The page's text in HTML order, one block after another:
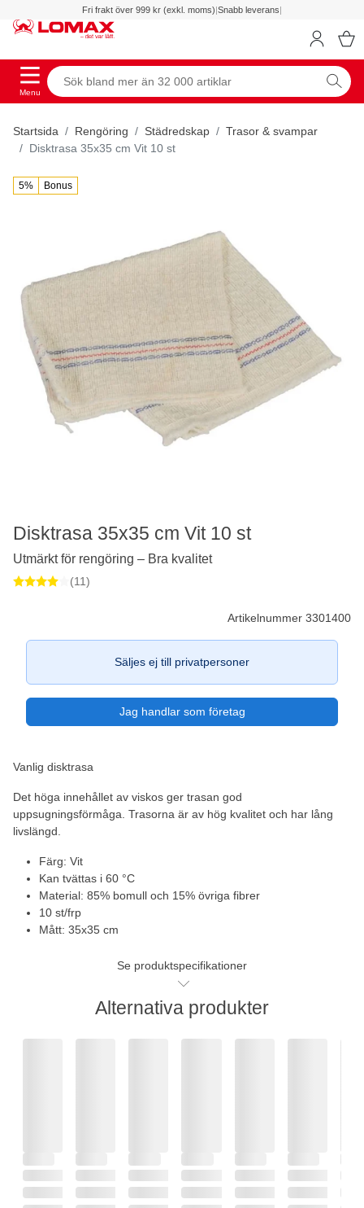
Fri frakt över 999 kr (exkl. moms)|Snabb leverans|
Menu
Startsida Rengöring Städredskap
Trasor & svampar
Disktrasa 35x35 cm Vit 10 st
5% Bonus
Vanlig disktrasa
Det höga innehållet av viskos ger trasan god
uppsugningsförmåga. Trasorna är av hög kvalitet och har lång
livslängd.
Färg: Vit
Kan tvättas i 60 °C
Material: 85% bomull och 15% övriga fibrer
10 st/frp
Mått: 35x35 cm
Se produktspecifikationer
Artikelnummer 3301400
Säljes ej till privatpersoner
Jag handlar som företag
Disktrasa 35x35 cm Vit 10 st
Utmärkt för rengöring – Bra kvalitet
(11)
Alternativa produkter